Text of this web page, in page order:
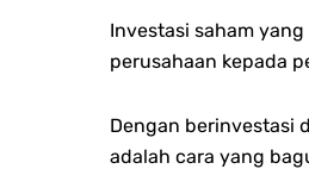
Investasi saham
perusahaan kepada
Dengan berinvestasi
adalah cara yang